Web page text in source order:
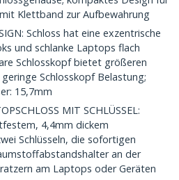
Klettband zur Aufbewahrung
Schloss hat eine exzentrische
und schlanke Laptops flach
Schlosskopf bietet größeren
Schlosskopf Belastung;
15,7mm
MIT SCHLÜSSEL:
4,4mm dickem
Schlüsseln, die sofortigen
an der
am Laptops oder Geräten